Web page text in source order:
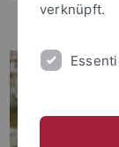
Häufig gestellte
verknüpft.